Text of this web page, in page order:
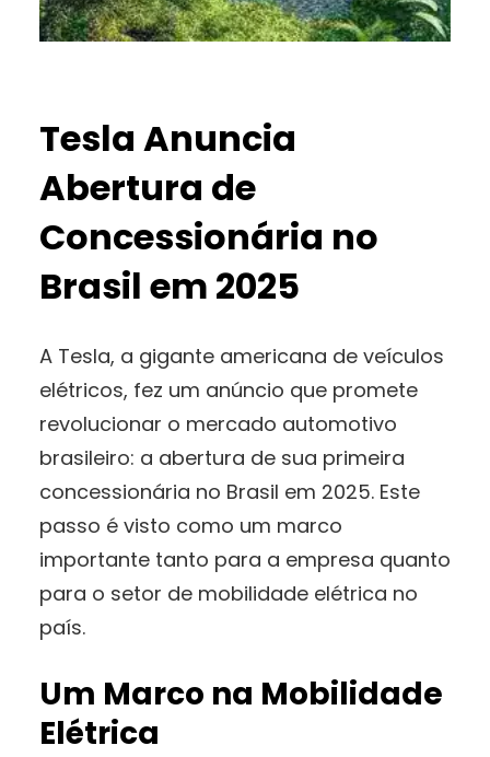
Tesla Anuncia
Abertura de
Concessionária no
Brasil em 2025
A Tesla, a gigante americana de veículos
elétricos, fez um anúncio que promete
revolucionar o mercado automotivo
brasileiro: a abertura de sua primeira
concessionária no Brasil em 2025. Este
passo é visto como um marco
importante tanto para a empresa quanto
para o setor de mobilidade elétrica no
país.
Um Marco na Mobilidade
Elétrica